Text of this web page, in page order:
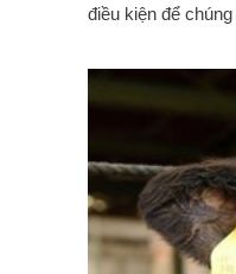
điều kiện để